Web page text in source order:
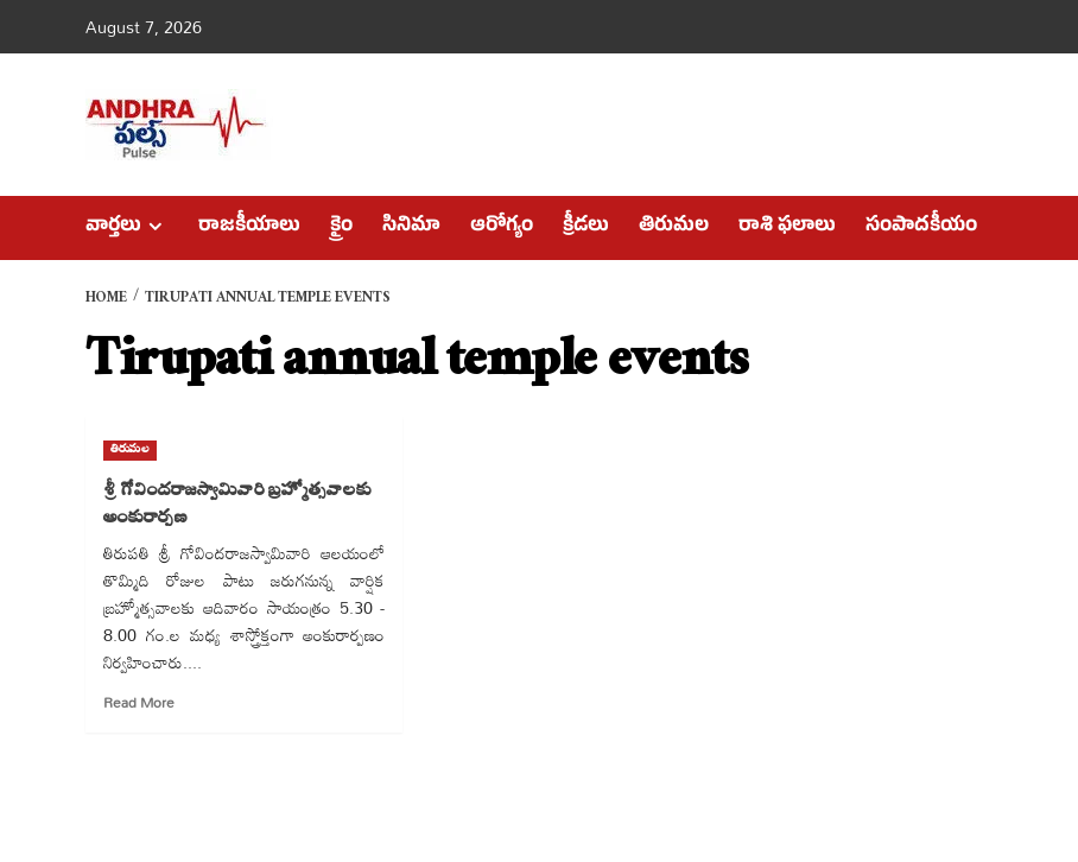
to
August 7, 2026
వార్తలు రాజకీయాలు క్రైం సినిమా ఆరోగ్యం క్రీడలు తిరుమల రాశి ఫలాలు సంపాదకీయం
HOME TIRUPATI ANNUAL TEMPLE EVENTS
Tirupati annual temple events
తిరుమల
శ్రీ గోవిందరాజస్వామివారి బ్రహ్మోత్సవాలకు
అంకురార్పణ
తిరుపతి శ్రీ గోవిందరాజస్వామివారి ఆలయంలో
తొమ్మిది రోజుల పాటు జరుగనున్న వార్షిక
బ్రహ్మోత్సవాలకు ఆదివారం సాయంత్రం 5.30 -
8.00 గం.ల మధ్య శాస్త్రోక్తంగా అంకురార్పణం
నిర్వహించారు....
Read MoreRead